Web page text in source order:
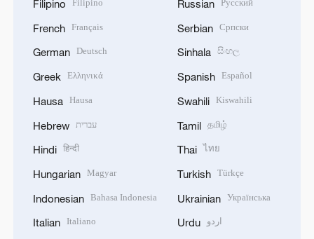
Filipino
French Français
German Deutsch
Greek Ελληνικά
Hausa Hausa
Hebrew עברית
Hindi हिन्दी
Hungarian Magyar
Indonesian Bahasa Indonesia
Italian Italiano
Russian
Serbian Српски
Sinhala සිංහල
Spanish Español
Swahili Kiswahili
Tamil தமிழ்
Thai ไทย
Turkish Türkçe
Ukrainian Українська
Urdu اردو